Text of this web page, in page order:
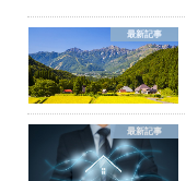
最新記事
最新記事